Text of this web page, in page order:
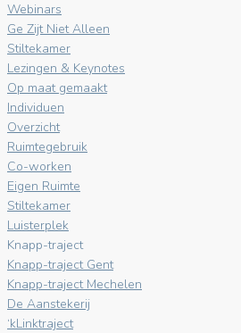
Webinars
Ge Zijt Niet Alleen
Stiltekamer
Lezingen & Keynotes
Op maat gemaakt
Individuen
Overzicht
Ruimtegebruik
Co-worken
Eigen Ruimte
Stiltekamer
Luisterplek
Knapp-traject
Knapp-traject Gent
Knapp-traject Mechelen
De Aanstekerij
‘kLinktraject